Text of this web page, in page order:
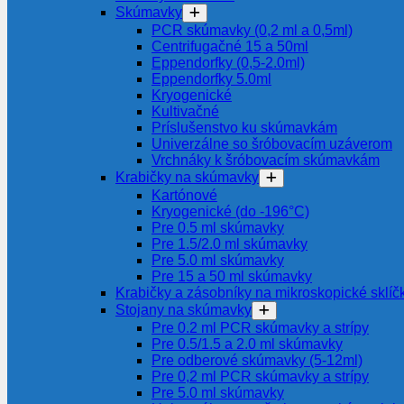
Skúmavky
PCR skúmavky (0,2 ml a 0,5ml)
Centrifugačné 15 a 50ml
Eppendorfky (0,5-2.0ml)
Eppendorfky 5.0ml
Kryogenické
Kultivačné
Príslušenstvo ku skúmavkám
Univerzálne so šróbovacím uzáverom
Vrchnáky k šróbovacím skúmavkám
Krabičky na skúmavky
Kartónové
Kryogenické (do -196°C)
Pre 0.5 ml skúmavky
Pre 1.5/2.0 ml skúmavky
Pre 5.0 ml skúmavky
Pre 15 a 50 ml skúmavky
Krabičky a zásobníky na mikroskopické
Stojany na skúmavky
Pre 0.2 ml PCR skúmavky a strípy
Pre 0.5/1.5 a 2.0 ml skúmavky
Pre odberové skúmavky (5-12ml)
Pre 0,2 ml PCR skúmavky a strípy
Pre 5.0 ml skúmavky